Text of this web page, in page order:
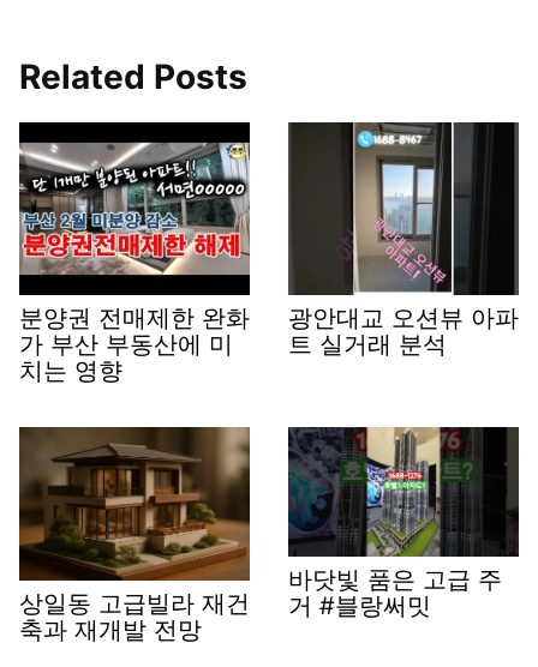
Related Posts
분양권 전매제한 완화
가 부산 부동산에 미
치는 영향
광안대교 오션뷰 아파
트 실거래 분석
상일동 고급빌라 재건
축과 재개발 전망
바닷빛 품은 고급 주
거 #블랑써밋